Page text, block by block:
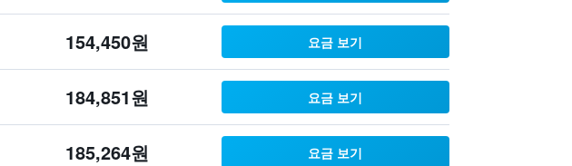
154,450원 요금 보기
184,851원 요금 보기
185,264원 요금 보기